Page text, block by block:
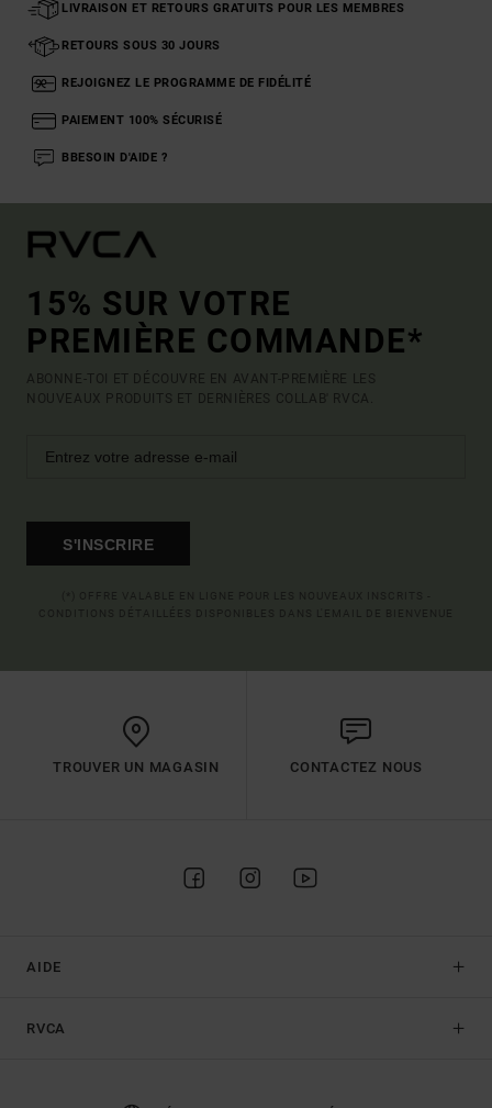
LIVRAISON ET RETOURS GRATUITS POUR LES MEMBRES
RETOURS SOUS 30 JOURS
REJOIGNEZ LE PROGRAMME DE FIDÉLITÉ
PAIEMENT 100% SÉCURISÉ
BBESOIN D'AIDE ?
15% SUR VOTRE
PREMIÈRE COMMANDE*
ABONNE-TOI ET DÉCOUVRE EN AVANT-PREMIÈRE LES
NOUVEAUX PRODUITS ET DERNIÈRES COLLAB' RVCA.
S'INSCRIRE
TROUVER UN MAGASIN CONTACTEZ NOUS
AIDE
RVCA